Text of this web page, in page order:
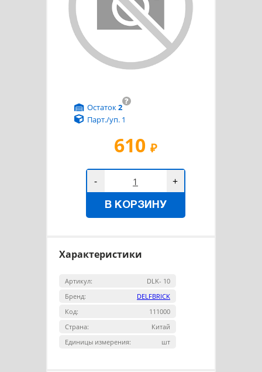
610 ₽
?
Остаток2
Парт./уп. 1
- +
В КОРЗИНУ
Характеристики
Артикул:
DLK- 10
Бренд:
DELFBRICK
Код:
111000
Страна:
Китай
Единицы измерения:
шт